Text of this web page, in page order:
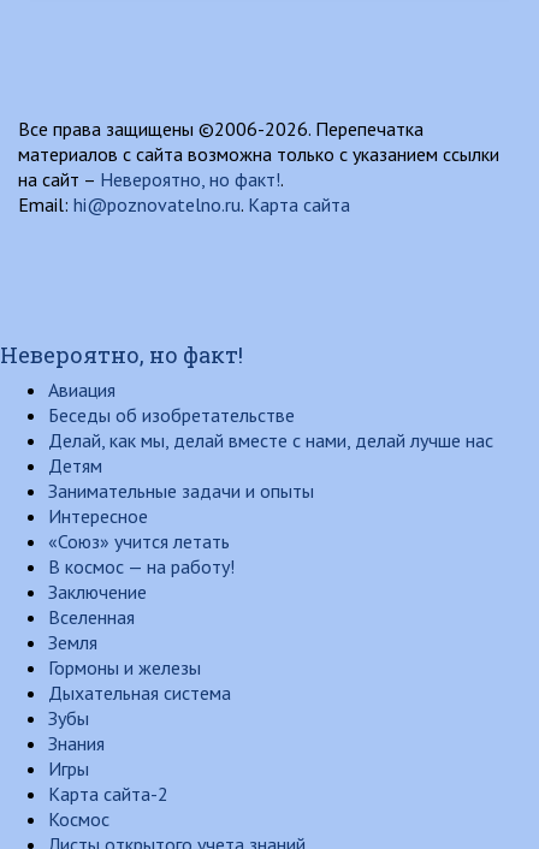
Все права защищены ©2006-2026. Перепечатка
материалов с сайта возможна только с указанием ссылки
на сайт – Невероятно, но факт!.
Email: hi@poznovatelno.ru. Карта сайта
Невероятно, но факт!
Авиация
Беседы об изобретательстве
Делай, как мы, делай вместе с нами, делай лучше нас
Детям
Занимательные задачи и опыты
Интересное
«Союз» учится летать
В космос — на работу!
Заключение
Вселенная
Земля
Гормоны и железы
Дыхательная система
Зубы
Знания
Игры
Карта сайта-2
Космос
Листы открытого учета знаний